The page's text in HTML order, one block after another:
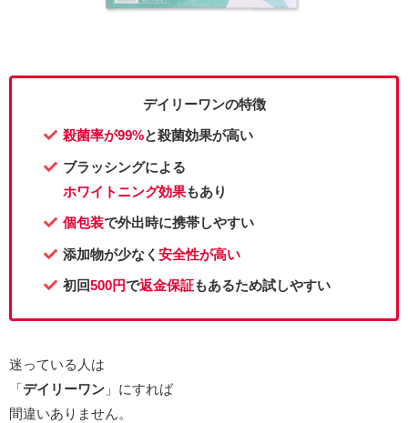
デイリーワンの特徴
殺菌率が99%と殺菌効果が高い
ブラッシングによる
ホワイトニング効果もあり
個包装で外出時に携帯しやすい
添加物が少なく 安全性が高い
初回500円で返金保証もあるため試しやすい
迷っている人は
「デイリーワン 」にすれば
間違いありません。